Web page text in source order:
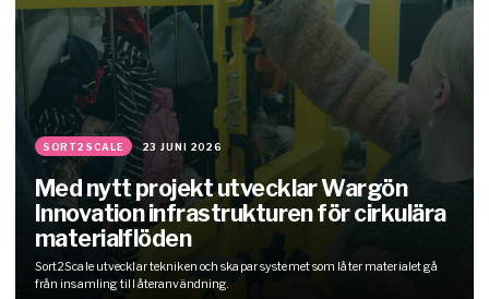
SORT2SCALE 23 JUNI 2026
Med nytt projekt utvecklar Wargön
Innovation infrastrukturen för cirkulära
materialflöden
Sort2Scale utvecklar tekniken och skapar systemet som låter materialet gå
från insamling till återanvändning.